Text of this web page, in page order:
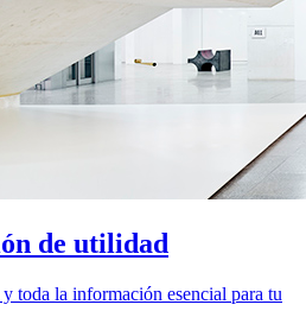
de utilidad
toda la información esencial para tu